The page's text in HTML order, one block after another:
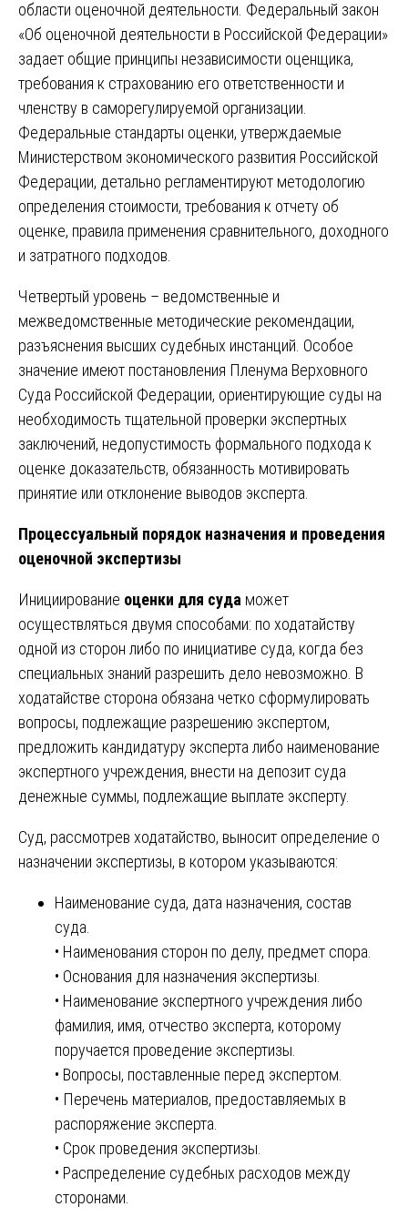
области оценочной деятельности. Федеральный закон
«Об оценочной деятельности в Российской Федерации»
задает общие принципы независимости оценщика,
требования к страхованию его ответственности и
членству в саморегулируемой организации.
Федеральные стандарты оценки, утверждаемые
Министерством экономического развития Российской
Федерации, детально регламентируют методологию
определения стоимости, требования к отчету об
оценке, правила применения сравнительного, доходного
и затратного подходов.
Четвертый уровень – ведомственные и
межведомственные методические рекомендации,
разъяснения высших судебных инстанций. Особое
значение имеют постановления Пленума Верховного
Суда Российской Федерации, ориентирующие суды на
необходимость тщательной проверки экспертных
заключений, недопустимость формального подхода к
оценке доказательств, обязанность мотивировать
принятие или отклонение выводов эксперта.
Процессуальный порядок назначения и проведения
оценочной экспертизы
Инициирование оценки для суда может
осуществляться двумя способами: по ходатайству
одной из сторон либо по инициативе суда, когда без
специальных знаний разрешить дело невозможно. В
ходатайстве сторона обязана четко сформулировать
вопросы, подлежащие разрешению экспертом,
предложить кандидатуру эксперта либо наименование
экспертного учреждения, внести на депозит суда
денежные суммы, подлежащие выплате эксперту.
Суд, рассмотрев ходатайство, выносит определение о
назначении экспертизы, в котором указываются:
Наименование суда, дата назначения, состав
суда.
• Наименования сторон по делу, предмет спора.
• Основания для назначения экспертизы.
• Наименование экспертного учреждения либо
фамилия, имя, отчество эксперта, которому
поручается проведение экспертизы.
• Вопросы, поставленные перед экспертом.
• Перечень материалов, предоставляемых в
распоряжение эксперта.
• Срок проведения экспертизы.
• Распределение судебных расходов между
сторонами.